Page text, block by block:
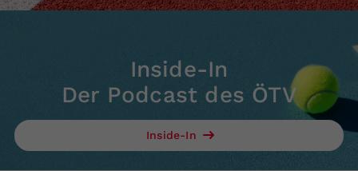
Inside-In
Der Podcast des ÖTV
Inside-In